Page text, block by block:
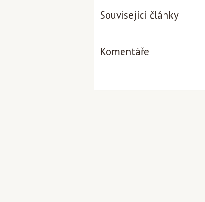
Související články
Komentáře